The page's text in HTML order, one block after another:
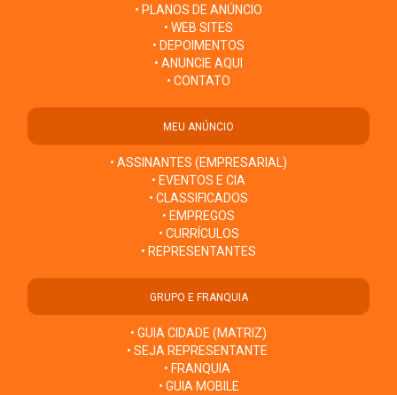
• PLANOS DE ANÚNCIO
• WEB SITES
• DEPOIMENTOS
• ANUNCIE AQUI
• CONTATO
MEU ANÚNCIO
• ASSINANTES (EMPRESARIAL)
• EVENTOS E CIA
• CLASSIFICADOS
• EMPREGOS
• CURRÍCULOS
• REPRESENTANTES
GRUPO E FRANQUIA
• GUIA CIDADE (MATRIZ)
• SEJA REPRESENTANTE
• FRANQUIA
• GUIA MOBILE